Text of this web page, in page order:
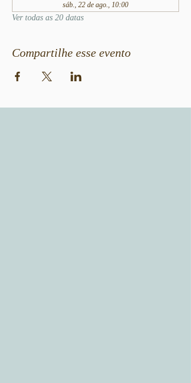
sáb., 22 de ago., 10:00
Ver todas as 20 datas
Compartilhe esse evento